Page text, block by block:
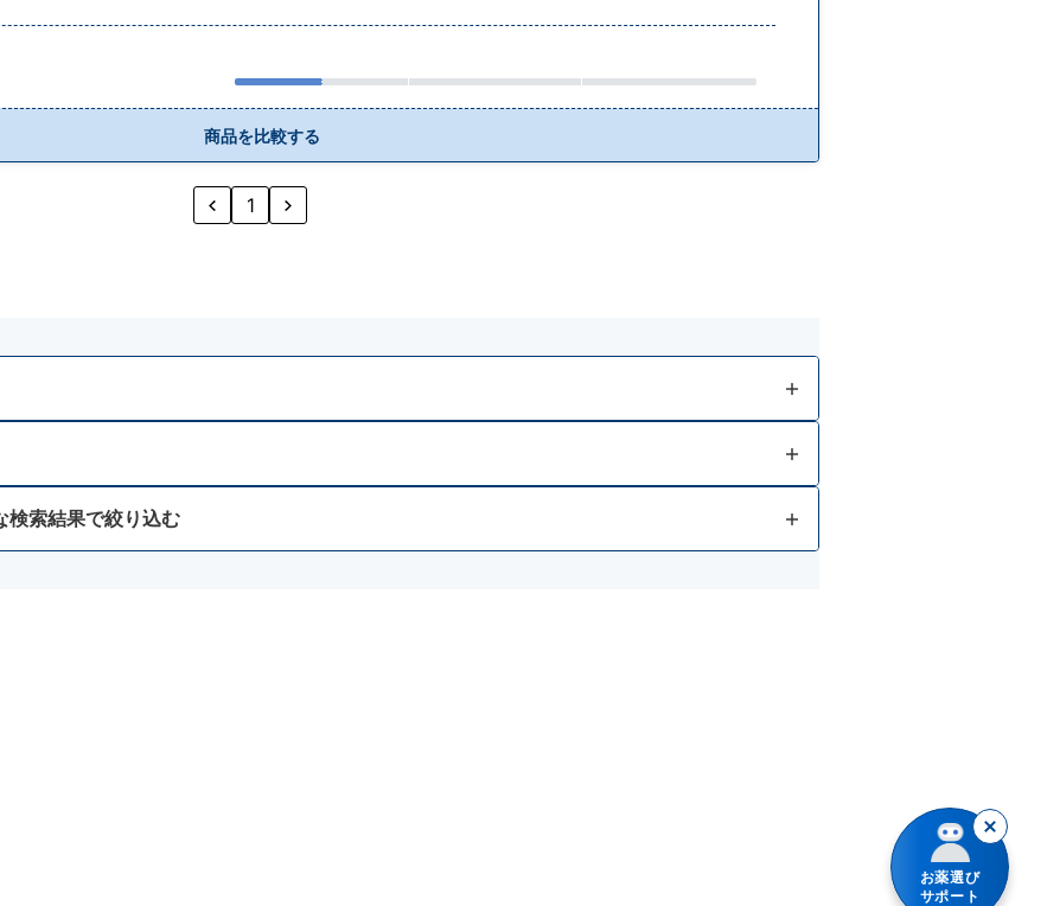
商品を比較する
1
検索結果で絞り込む
お薬選び
サポート